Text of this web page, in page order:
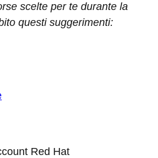
scelte per te durante la
questi suggerimenti:
Red Hat